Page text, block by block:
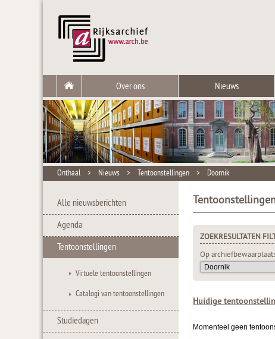
Over ons Nieuws
Onthaal > Nieuws > Tentoonstellingen > Doornik
Alle nieuwsberichten
Agenda
Tentoonstellingen
Virtuele tentoonstellingen
Catalogi van tentoonstellingen
Studiedagen
ZOEKRESULTATEN
Op
Huidige
Momenteel geen